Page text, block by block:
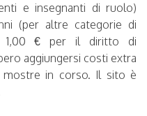
e insegnanti di ruolo)
(per altre categorie di
1,00 € per il diritto di
aggiungersi costi extra
mostre in corso. Il sito è